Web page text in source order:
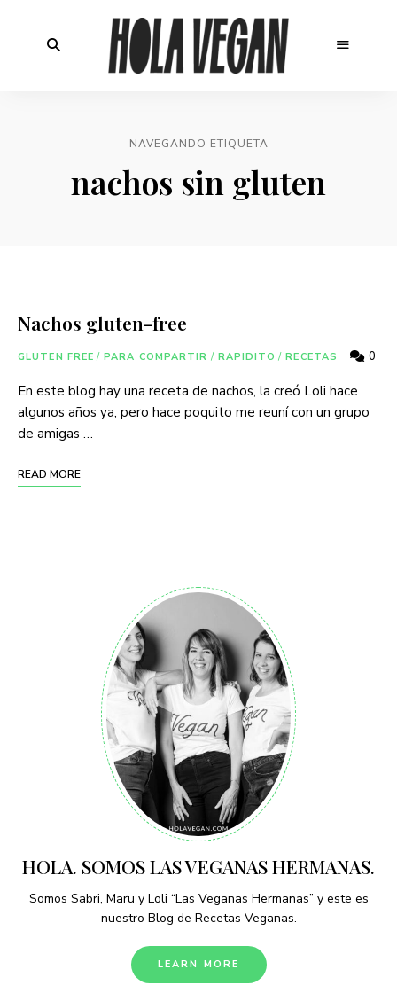
NAVEGANDO ETIQUETA
nachos sin gluten
Nachos gluten-free
GLUTEN FREE / PARA COMPARTIR / RAPIDITO / RECETAS 0
En este blog hay una receta de nachos, la creó Loli hace
algunos años ya, pero hace poquito me reuní con un grupo
de amigas …
READ MORE
HOLA. SOMOS LAS VEGANAS HERMANAS.
Somos Sabri, Maru y Loli “Las Veganas Hermanas” y este es
nuestro Blog de Recetas Veganas.
LEARN MORE